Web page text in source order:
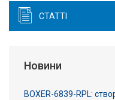
СТАТТІ
Новини
BOXER-6839-RPL: